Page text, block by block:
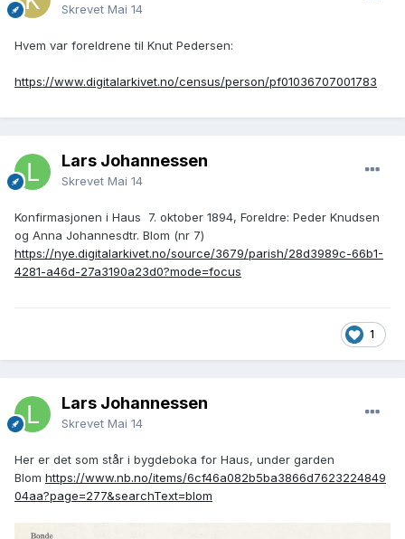
Skrevet Mai 14
Hvem var foreldrene til Knut Pedersen:
https://www.digitalarkivet.no/census/person/pf01036707001783
Lars Johannessen
Skrevet Mai 14
Konfirmasjonen i Haus 7. oktober 1894, Foreldre: Peder Knudsen
og Anna Johannesdtr. Blom (nr 7)
https://nye.digitalarkivet.no/source/3679/parish/28d3989c-66b1-
4281-a46d-27a3190a23d0?mode=focus
1
Lars Johannessen
Skrevet Mai 14
Her er det som står i bygdeboka for Haus, under garden
Blom https://www.nb.no/items/6cf46a082b5ba3866d7623224849
04aa?page=277&searchText=blom